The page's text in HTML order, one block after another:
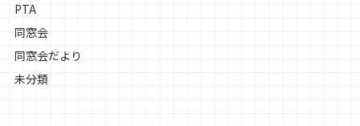
PTA
同窓会
同窓会だより
未分類